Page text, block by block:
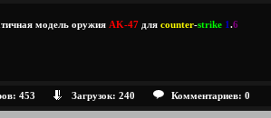
модель оружия AK-47 для counter-strike 1.6
453 Загрузок: 240 Комментариев: 0